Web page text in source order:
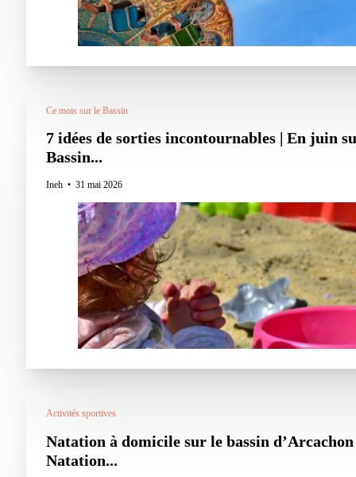
Ce mois sur le Bassin
7 idées de sorties incontournables | En juin
Bassin...
Ineh 31 mai 2026
Activités sportives
Natation à domicile sur le bassin d’Arcachon
Natation...